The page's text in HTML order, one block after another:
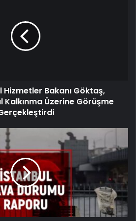
Hizmetler Bakanı Göktaş,
Üzerine Görüşme